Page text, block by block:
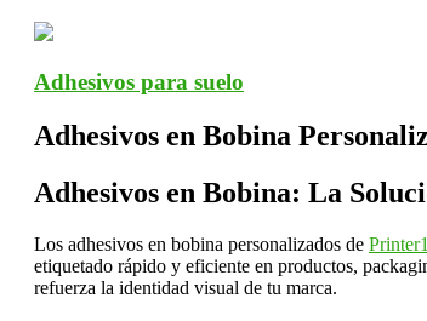
Adhesivos para suelo
Adhesivos en Bobina
Adhesivos en Bobina: La
Los adhesivos en bobina personalizados de
etiquetado rápido y eficiente en productos,
refuerza la identidad visual de tu marca.